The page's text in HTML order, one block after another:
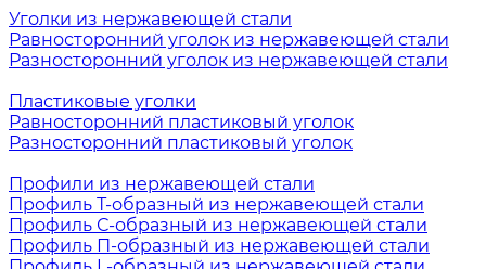
Уголки из нержавеющей стали
Равносторонний уголок из нержавеющей стали
Разносторонний уголок из нержавеющей стали
Пластиковые уголки
Равносторонний пластиковый уголок
Разносторонний пластиковый уголок
Профили из нержавеющей стали
Профиль Т-образный из нержавеющей стали
Профиль С-образный из нержавеющей стали
Профиль П-образный из нержавеющей стали